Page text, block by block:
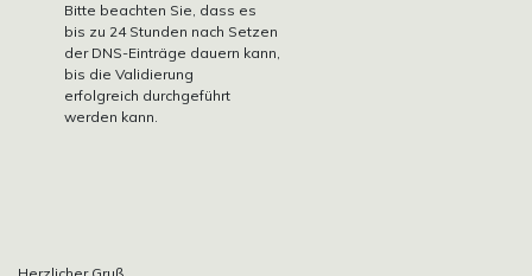
Bitte beachten Sie, dass es
bis zu 24 Stunden nach Setzen
der DNS-Einträge dauern kann,
bis die Validierung
erfolgreich durchgeführt
werden kann.